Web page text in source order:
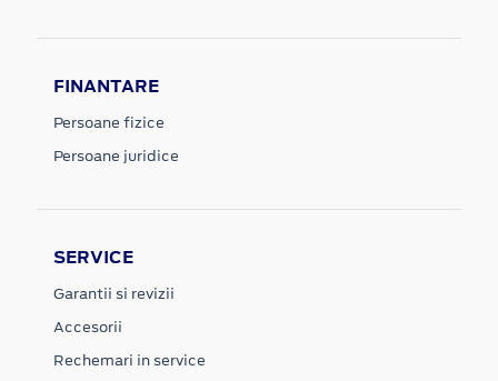
FINANTARE
Persoane fizice
Persoane juridice
SERVICE
Garantii si revizii
Accesorii
Rechemari in service